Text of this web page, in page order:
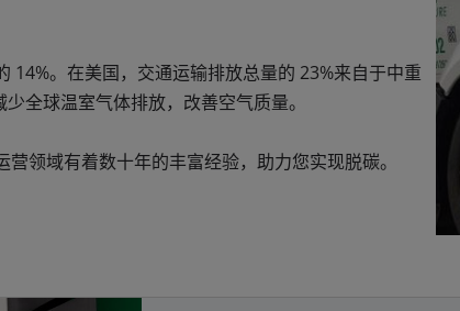
。在美国，交通运输排放总量的 23%来自于中重
全球温室气体排放，改善空气质量。
领域有着数十年的丰富经验，助力您实现脱碳。